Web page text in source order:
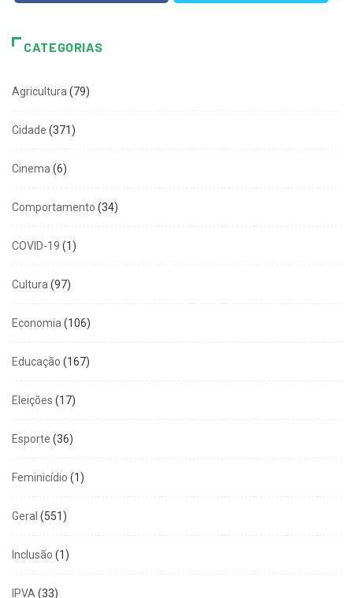
CATEGORIAS
Agricultura (79)
Cidade (371)
Cinema (6)
Comportamento (34)
COVID-19 (1)
Cultura (97)
Economia (106)
Educação (167)
Eleições (17)
Esporte (36)
Feminicídio (1)
Geral (551)
Inclusão (1)
IPVA (33)